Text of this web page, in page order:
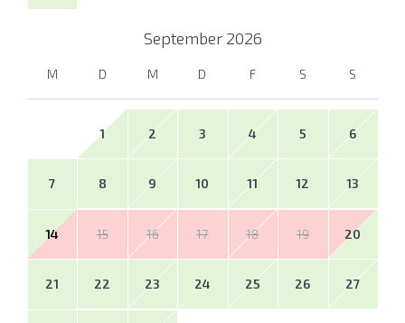
September 2026
M D M D F S S
1 2 3 4 5 6
7 8 9 10 11 12 13
14 15 16 17 18 19 20
21 22 23 24 25 26 27